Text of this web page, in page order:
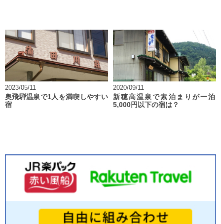
2023/05/11
奥飛騨温泉で1人を満喫しやすい
宿
2020/09/11
新穂高温泉で素泊まりが一泊
5,000円以下の宿は？